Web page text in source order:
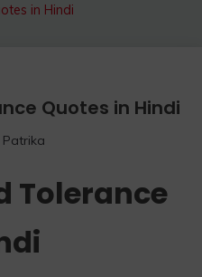
in Hindi
Quotes in Hindi
Patrika
Tolerance